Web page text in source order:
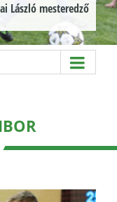
László mesteredző